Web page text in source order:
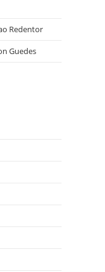
Redentor
Guedes